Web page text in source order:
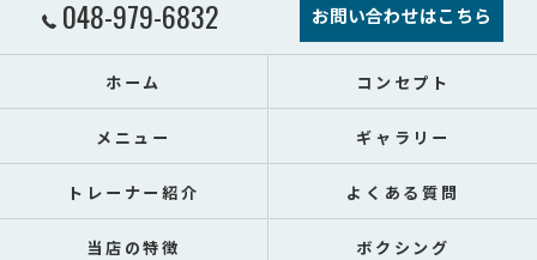
048-979-6832 お問い合わせはこちら
ホーム コンセプト
メニュー ギャラリー
トレーナー紹介 よくある質問
当店の特徴 ボクシング